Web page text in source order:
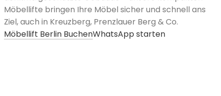
Möbellifte bringen Ihre Möbel sicher und schnell ans
Ziel, auch in Kreuzberg, Prenzlauer Berg & Co.
Möbellift Berlin BuchenWhatsApp starten